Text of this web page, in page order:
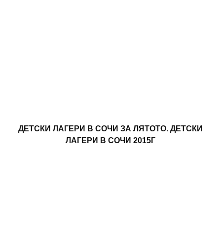
ДЕТСКИ ЛАГЕРИ В СОЧИ ЗА ЛЯТОТО. ДЕТСКИ
ЛАГЕРИ В СОЧИ 2015Г